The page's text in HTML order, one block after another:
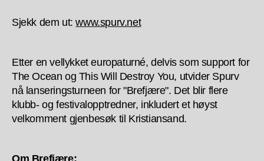
Sjekk dem ut:www.spurv.net
Etter en vellykket europaturné, delvis som support for
The Ocean og This Will Destroy You, utvider Spurv
nå lanseringsturneen for "Brefjære". Det blir flere
klubb- og festivalopptredner, inkludert et høyst
velkomment gjenbesøk til Kristiansand.
Om Brefjære: